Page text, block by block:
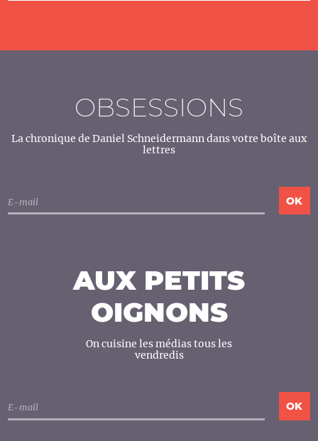
OBSESSIONS
La chronique de Daniel Schneidermann dans votre boîte aux
lettres
AUX PETITS
OIGNONS
On cuisine les médias tous les
vendredis